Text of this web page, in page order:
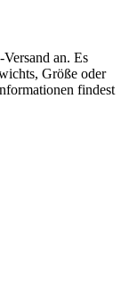
an. Es
Größe oder
findest